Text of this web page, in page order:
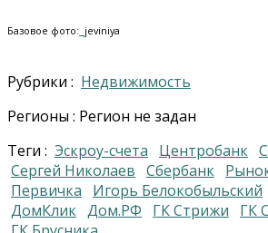
Базовое фото: jeviniya
Рубрики :
Недвижимость
Регионы : Регион не задан
Теги :
эскроу-счета центробанк
Сергей Николаев
Сбербанк
первичка
Игорь Белокобыльский
ДомКлик
Дом.РФ ГК Стрижи
ГК